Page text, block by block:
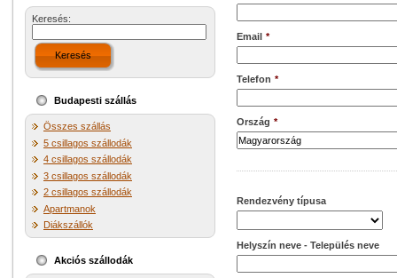
Keresés:
Keresés
Budapesti szállás
Összes szállás
5 csillagos szállodák
4 csillagos szállodák
3 csillagos szállodák
2 csillagos szállodák
Apartmanok
Diákszállók
Akciós szállodák
Email *
Telefon *
Ország *
Rendezvény típusa
Helyszín neve - Település neve